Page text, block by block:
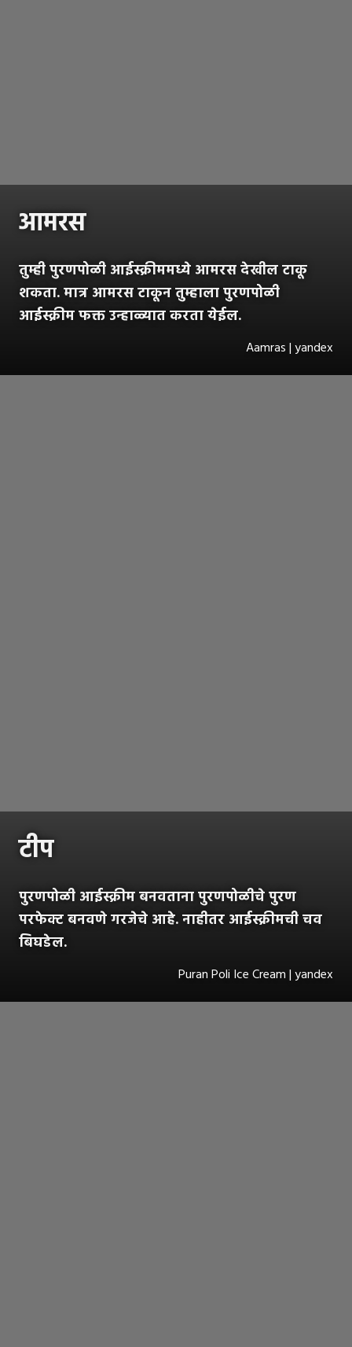
आमरस
तुम्ही पुरणपोळी आईस्क्रीममध्ये आमरस देखील टाकू
शकता. मात्र आमरस टाकून तुम्हाला पुरणपोळी
आईस्क्रीम फक्त उन्हाळ्यात करता येईल.
Aamras | yandex
टीप
पुरणपोळी आईस्क्रीम बनवताना पुरणपोळीचे पुरण
परफेक्ट बनवणे गरजेचे आहे. नाहीतर आईस्क्रीमची चव
बिघडेल.
Puran Poli Ice Cream | yandex